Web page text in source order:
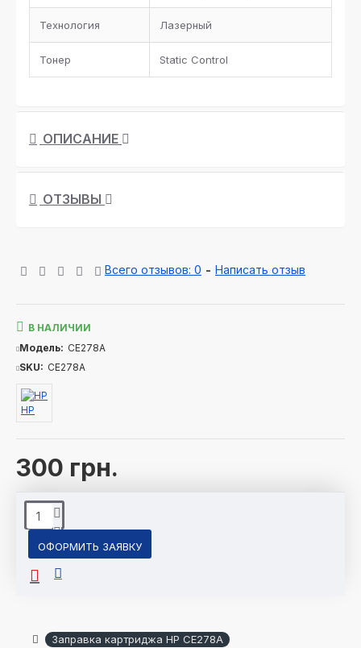
Технология Лазерный
Тонер Static Control
ОПИСАНИЕ
ОТЗЫВЫ
Всего отзывов: 0 - Написать отзыв
300 грн.
В НАЛИЧИИ
Модель: CE278A
SKU: CE278A
HP
ОФОРМИТЬ ЗАЯВКУ
Заправка картриджа HP CE278A